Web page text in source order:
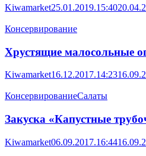
Kiwamarket25.01.2019.15:40
Консервирование
Хрустящие малосольные
Kiwamarket16.12.2017.14:23
КонсервированиеСалаты
Закуска «Капустные
Kiwamarket06.09.2017.16:44